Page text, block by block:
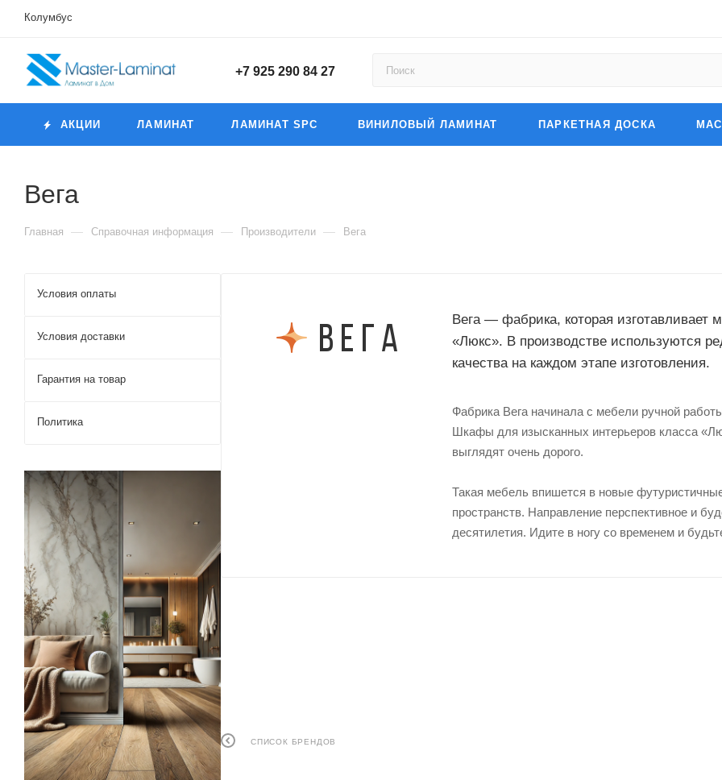
Колумбус
+7 925 290 84 27
АКЦИИ ЛАМИНАТ ЛАМИНАТ SPC ВИНИЛОВЫЙ ЛАМИНАТ ПАРКЕТНАЯ ДОСКА
Вега
Главная — Справочная информация — Производители — Вега
Вега — фабрика, которая изготавливает
«Люкс». В производстве используются
качества на каждом этапе изготовления.
Фабрика Вега начинала с мебели ручной
Шкафы для изысканных интерьеров класса
выглядят очень дорого.
Такая мебель впишется в новые
пространств. Направление перспективное и
десятилетия. Идите в ногу со временем и
СПИСОК БРЕНДОВ
Условия оплаты
Условия доставки
Гарантия на товар
Политика